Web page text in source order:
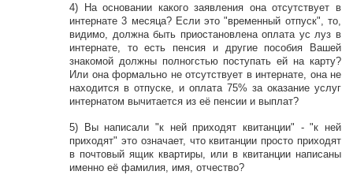
4) На основании какого заявления она отсутствует в
интернате 3 месяца? Если это "временный отпуск", то,
видимо, должна быть приостановлена оплата ус луз в
интернате, то есть пенсия и другие пособия Вашей
знакомой должны полногстью поступать ей на карту?
Или она формально не отсутствует в интернате, она не
находится в отпуске, и оплата 75% за оказание услуг
интернатом вычитается из её пенсии и выплат?
5) Вы написали "к ней приходят квитанции" - "к ней
приходят" это означает, что квитанции просто приходят
в почтовый ящик квартиры, или в квитанции написаны
именно её фамилия, имя, отчество?